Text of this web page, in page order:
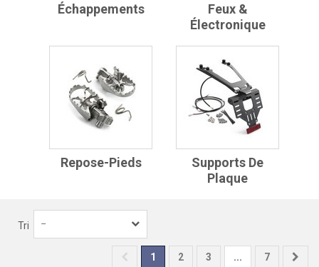
Échappements
Feux &
Électronique
Repose-Pieds
Supports De
Plaque
Tri --
1 2 3 ... 7